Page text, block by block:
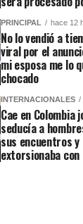
PRINCIPAL hace 12
No lo vendió a
viral por el
mi esposa me lo
chocado
INTERNACIONALES
Cae en Colombia
seducía a
sus encuentros y
extorsionaba